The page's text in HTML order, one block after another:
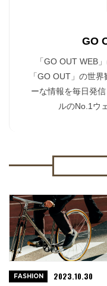
GO
「GO OUT WEB
「GO OUT」の世
ーな情報を毎日発
ルのNo.1ウ
FASHION 2023.10.30